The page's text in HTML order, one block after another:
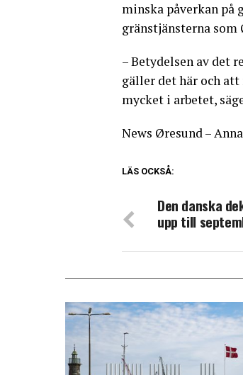
minska påverkan på
gränstjänsterna
– Betydelsen av det
gäller det här och
mycket i arbetet,
News Øresund –
LÄS OCKSÅ:
Den danska
upp till